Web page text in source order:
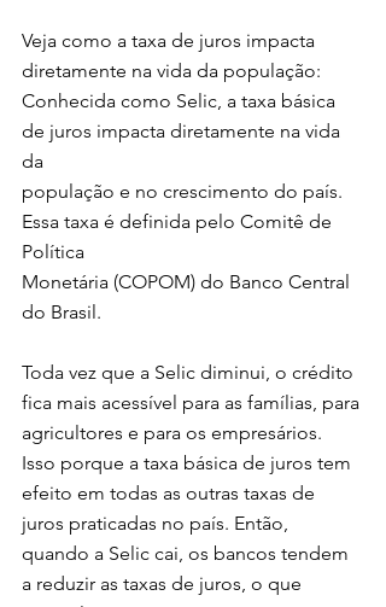
Veja como a taxa de juros impacta
diretamente na vida da população:
Conhecida como Selic, a taxa básica
de juros impacta diretamente na vida
da
população e no crescimento do país.
Essa taxa é definida pelo Comitê de
Política
Monetária (COPOM) do Banco Central
do Brasil.
Toda vez que a Selic diminui, o crédito
fica mais acessível para as famílias, para
agricultores e para os empresários.
Isso porque a taxa básica de juros tem
efeito em todas as outras taxas de
juros praticadas no país. Então,
quando a Selic cai, os bancos tendem
a reduzir as taxas de juros, o que